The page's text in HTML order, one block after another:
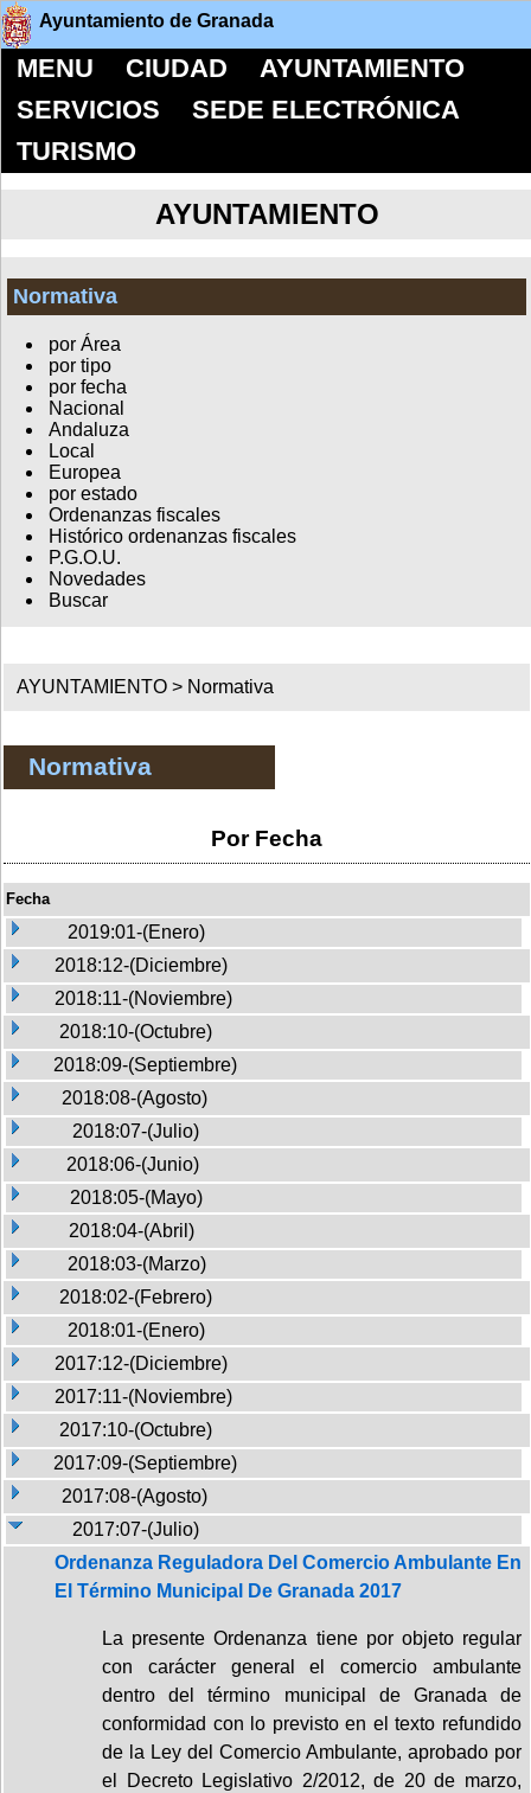
Ayuntamiento de Granada
MENU CIUDAD
AYUNTAMIENTO
SERVICIOS
SEDE ELECTRÓNICA
TURISMO
AYUNTAMIENTO
Normativa
por Área
por tipo
por fecha
Nacional
Andaluza
Local
Europea
por estado
Ordenanzas fiscales
Histórico ordenanzas fiscales
P.G.O.U.
Novedades
Buscar
AYUNTAMIENTO > Normativa
Normativa
Por Fecha
Fecha
2019:01-(Enero)
2018:12-(Diciembre)
2018:11-(Noviembre)
2018:10-(Octubre)
2018:09-(Septiembre)
2018:08-(Agosto)
2018:07-(Julio)
2018:06-(Junio)
2018:05-(Mayo)
2018:04-(Abril)
2018:03-(Marzo)
2018:02-(Febrero)
2018:01-(Enero)
2017:12-(Diciembre)
2017:11-(Noviembre)
2017:10-(Octubre)
2017:09-(Septiembre)
2017:08-(Agosto)
2017:07-(Julio)
Ordenanza Reguladora Del Comercio Ambulante En
El Término Municipal De Granada 2017
La presente Ordenanza tiene por objeto regular
con carácter general el comercio ambulante
dentro del término municipal de Granada de
conformidad con lo previsto en el texto refundido
de la Ley del Comercio Ambulante, aprobado por
el Decreto Legislativo 2/2012, de 20 de marzo,